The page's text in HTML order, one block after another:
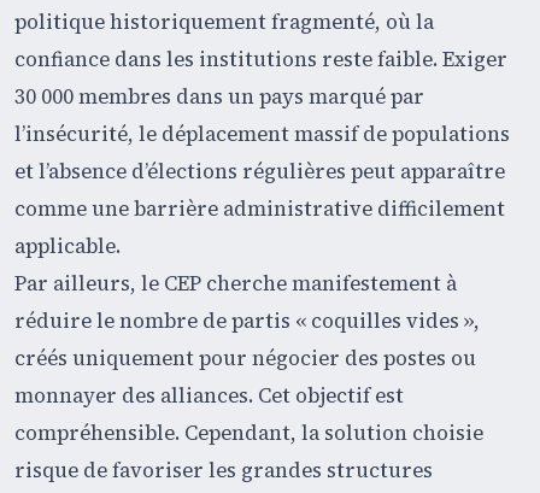
politique historiquement fragmenté, où la
confiance dans les institutions reste faible. Exiger
30 000 membres dans un pays marqué par
l’insécurité, le déplacement massif de populations
et l’absence d’élections régulières peut apparaître
comme une barrière administrative difficilement
applicable.
Par ailleurs, le CEP cherche manifestement à
réduire le nombre de partis « coquilles vides »,
créés uniquement pour négocier des postes ou
monnayer des alliances. Cet objectif est
compréhensible. Cependant, la solution choisie
risque de favoriser les grandes structures